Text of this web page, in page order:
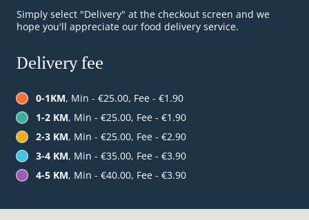
Simply select "Delivery" at the checkout screen and we
hope you'll appreciate our food delivery service.
Delivery fee
0-1KM, Min - €25.00, Fee - €1.90
1-2 KM, Min - €25.00, Fee - €1.90
2-3 KM, Min - €25.00, Fee - €2.90
3-4 KM, Min - €35.00, Fee - €3.90
4-5 KM, Min - €40.00, Fee - €3.90